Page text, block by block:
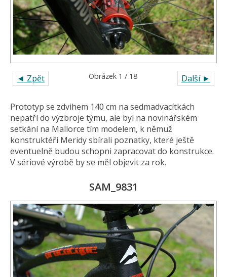
◄ Zpět Další ►
Obrázek 1 / 18
Prototyp se zdvihem 140 cm na sedmadvacítkách
nepatří do výzbroje týmu, ale byl na novinářském
setkání na Mallorce tím modelem, k němuž
konstruktéři Meridy sbírali poznatky, které ještě
eventuelně budou schopni zapracovat do konstrukce.
V sériové výrobě by se měl objevit za rok.
SAM_9831